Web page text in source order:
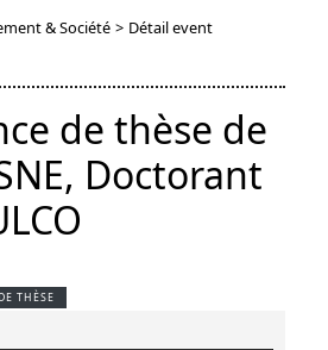
& Société > Détail event
de thèse de
Doctorant
THÈSE